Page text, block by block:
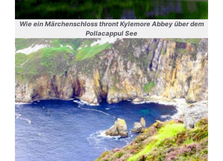
Wie ein Märchenschloss thront Kylemore Abbey über dem
Pollacappul See